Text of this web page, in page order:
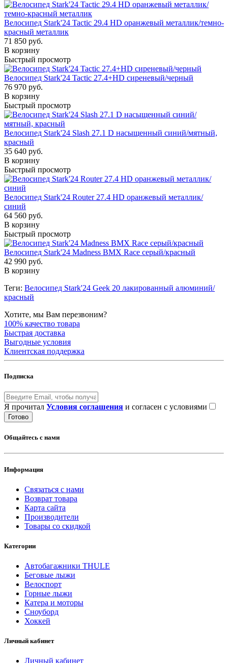
Велосипед Stark'24 Tactic 29.4 HD оранжевый металлик/темно-
красный металлик
71 850 руб.
В корзину
Быстрый просмотр
Велосипед Stark'24 Tactic 27.4+HD сиреневый/черный
76 970 руб.
В корзину
Быстрый просмотр
Велосипед Stark'24 Slash 27.1 D насыщенный синий/мятный,
красный
35 640 руб.
В корзину
Быстрый просмотр
Велосипед Stark'24 Router 27.4 HD оранжевый металлик/
синий
64 560 руб.
В корзину
Быстрый просмотр
Велосипед Stark'24 Madness BMX Race серый/красный
42 990 руб.
В корзину
Теги: Велосипед Stark'24 Geek 20 лакированный алюминий/
красный
Хотите, мы Вам перезвоним?
100% качество товара
Быстрая доставка
Выгодные условия
Клиентская поддержка
Подписка
Я прочитал Условия соглашения и согласен с условиями
Готово
Общайтесь с нами
Информация
Связаться с нами
Возврат товара
Карта сайта
Производители
Товары со скидкой
Категории
Автобагажники THULE
Беговые лыжи
Велоспорт
Горные лыжи
Катера и моторы
Сноуборд
Хоккей
Личный кабинет
Личный кабинет